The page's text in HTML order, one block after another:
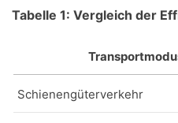
Tabelle 1: Vergleich der
Schienengüterverkehr